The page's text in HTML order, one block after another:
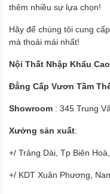
thêm nhiều sự lựa chọn!
Hãy để chúng tôi cung
mà thoải mái nhất!
Nội Thất Nhập Khẩu
Đẳng Cấp Vươn Tầm
Showroom : 345 Trung
Xưởng sản xuất:
+/ Trảng Dài, Tp Biên
+/ KDT Xuân Phương,